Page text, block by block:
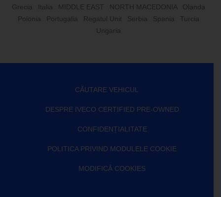
Grecia
Italia MIDDLE EAST NORTH MACEDONIA
Olanda
Polonia
Portugalia Regatul Unit Serbia Spania
Turcia
Ungaria
CĂUTARE VEHICUL
DESPRE IVECO CERTIFIED PRE-OWNED
CONFIDENȚIALITATE
POLITICA PRIVIND MODULELE COOKIE
MODIFICĂ COOKIES